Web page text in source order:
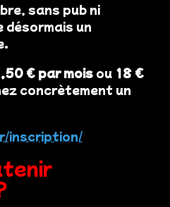
sans pub ni
un
€ par mois ou 18 €
concrètement un